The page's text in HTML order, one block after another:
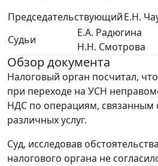
ПредседательствующийЕ.Н.
Судьи
Е.А. Радюгина
Н.Н. Смотрова
Обзор документа
Налоговый орган посчитал,
при переходе на УСН
НДС по операциям, связанным
различных услуг.
Суд, исследовав
налогового органа не